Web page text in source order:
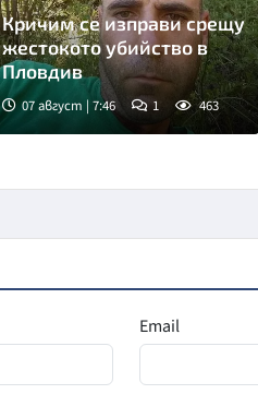
Кричим се изправи срещу
жестокото убийство в
Пловдив
07 август | 7:46 1 463
Email